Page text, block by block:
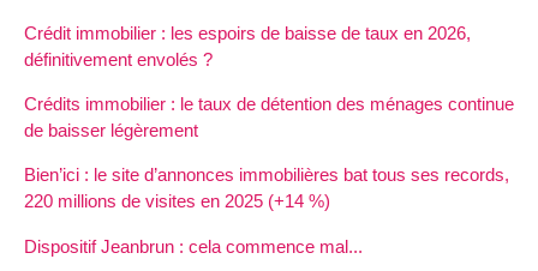
Crédit immobilier : les espoirs de baisse de taux en 2026,
définitivement envolés ?
Crédits immobilier : le taux de détention des ménages continue
de baisser légèrement
Bien’ici : le site d’annonces immobilières bat tous ses records,
220 millions de visites en 2025 (+14 %)
Dispositif Jeanbrun : cela commence mal...